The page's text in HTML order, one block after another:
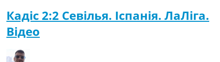
Кадіс 2:2 Севілья. Іспанія. ЛаЛіга.
Відео